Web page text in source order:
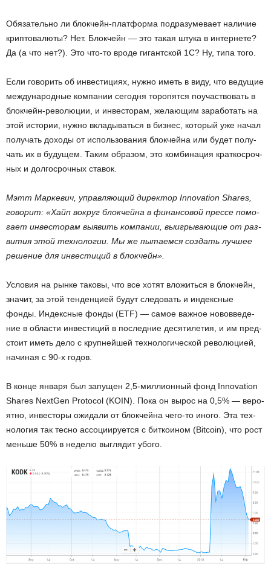
Обязательно ли блокчейн-платформа подразумевает наличие
криптовалюты? Нет. Блокчейн — это такая штука в интернете?
Да (а что нет?). Это что-то вроде гигантской 1С? Ну, типа того.
Если го­во­рить об ин­ве­сти­ци­ях, нужно иметь в виду, что ве­ду­щие
меж­ду­на­род­ные ком­па­нии се­год­ня то­ро­пят­ся по­участ­во­вать в
блок­чейн-ре­во­лю­ции, и ин­ве­сто­рам, же­ла­ю­щим за­ра­бо­тать на
этой ис­то­рии, нужно вкла­ды­вать­ся в биз­нес, ко­то­рый уже начал
по­лу­чать до­хо­ды от ис­поль­зо­ва­ния блок­чей­на или будет по­лу­
чать их в бу­ду­щем. Таким об­ра­зом, это ком­би­на­ция крат­ко­сроч­
ных и дол­го­сроч­ных ста­вок.
Мэтт Мар­ке­вич, управ­ля­ю­щий ди­рек­тор Innovation Shares,
го­во­рит: «Хайп во­круг блок­чей­на в фи­нан­со­вой прес­се по­мо­
га­ет ин­ве­сто­рам вы­явить ком­па­нии, вы­иг­ры­ва­ю­щие от раз­
ви­тия этой тех­но­ло­гии. Мы же пы­та­ем­ся со­здать луч­шее
ре­ше­ние для ин­ве­сти­ций в блок­чейн».
Усло­вия на рынке та­ко­вы, что все хотят вло­жить­ся в блок­чейн,
зна­чит, за этой тен­ден­ци­ей будут сле­до­вать и ин­декс­ные
фонды. Ин­декс­ные фонды (ETF) — самое важ­ное но­во­вве­де­
ние в об­ла­сти ин­ве­сти­ций в по­след­ние де­ся­ти­ле­тия, и им пред­
сто­ит иметь дело с круп­ней­шей тех­но­ло­ги­че­ской ре­во­лю­ци­ей,
на­чи­ная с 90-х годов.
В конце ян­ва­ря был за­пу­щен 2,5-мил­ли­он­ный фонд Innovation
Shares NextGen Protocol (KOIN). Пока он вырос на 0,5% — ве­ро­
ят­но, ин­ве­сто­ры ожи­да­ли от блок­чей­на че­го-то иного. Эта тех­
но­ло­гия так тесно ас­со­ци­и­ру­ет­ся с бит­ко­и­ном (Bitcoin), что рост
мень­ше 50% в неде­лю вы­гля­дит убого.